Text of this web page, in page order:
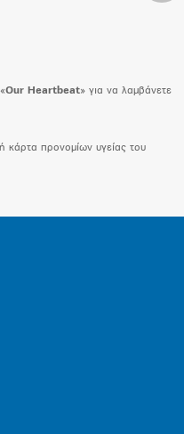
Our Heartbeat» για να λαμβάνετε
κάρτα προνομίων υγείας του